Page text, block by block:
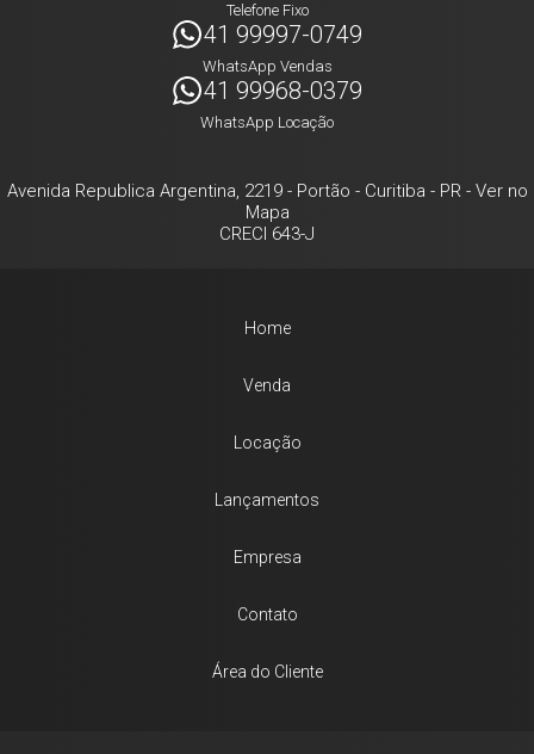
Telefone Fixo
41 99997-0749
WhatsApp Vendas
41 99968-0379
WhatsApp Locação
Avenida Republica Argentina, 2219- Portão - Curitiba - PR- Ver no
Mapa
CRECI 643-J
Home
Venda
Locação
Lançamentos
Empresa
Contato
Área do Cliente